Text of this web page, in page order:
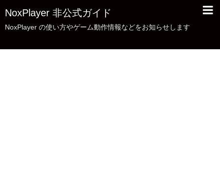
NoxPlayer 非公式ガイド
NoxPlayer の使い方やゲーム動作情報などをお知らせします